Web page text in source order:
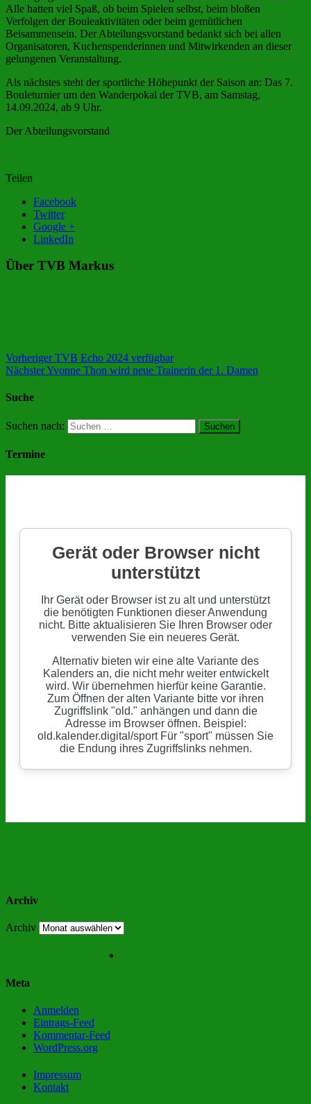
Alle hatten viel Spaß, ob beim Spielen selbst, beim bloßen
Verfolgen der Bouleaktivitäten oder beim gemütlichen
Beisammensein. Der Abteilungsvorstand bedankt sich bei allen
Organisatoren, Kuchenspenderinnen und Mitwirkenden an dieser
gelungenen Veranstaltung.
Als nächstes steht der sportliche Höhepunkt der Saison an: Das 7.
Bouleturnier um den Wanderpokal der TVB, am Samstag,
14.09.2024, ab 9 Uhr.
Der Abteilungsvorstand
Teilen
Facebook
Twitter
Google +
LinkedIn
Über TVB Markus
VorherigerTVB Echo 2024 verfügbar
NächsterYvonne Thon wird neue Trainerin der 1. Damen
Suche
Suchen nach:
Termine
Archiv
Archiv
Meta
Anmelden
Eintrags-Feed
Kommentar-Feed
WordPress.org
Impressum
Kontakt